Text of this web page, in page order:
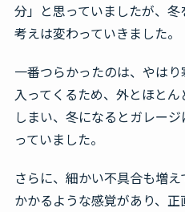
分」と思っていましたが、
考えは変わっていきました。
一番つらかったのは、やは
入ってくるため、外とほと
しまい、冬になるとガレー
っていました。
さらに、細かい不具合も増
かかるような感覚があり、